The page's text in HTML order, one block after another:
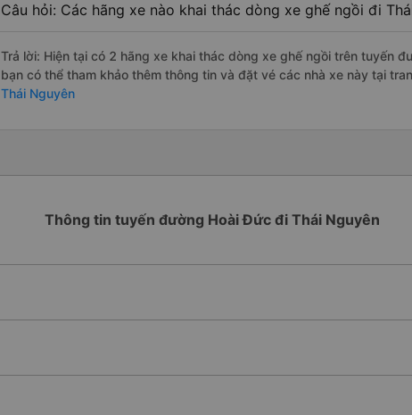
Câu hỏi: Các hãng xe nào khai thác dòng xe ghế ngồi đi
Trả lời: Hiện tại có 2 hãng xe khai thác dòng xe ghế ngồi trên tuyến
bạn có thể tham khảo thêm thông tin và đặt vé các nhà xe này tại
Thái Nguyên
Thông tin tuyến đường Hoài Đức đi Thái Nguyên